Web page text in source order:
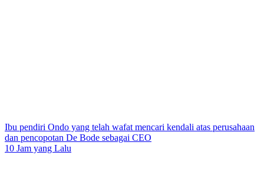
Ibu pendiri Ondo yang telah wafat mencari kendali atas perusahaan
dan pencopotan De Bode sebagai CEO
10 Jam yang Lalu